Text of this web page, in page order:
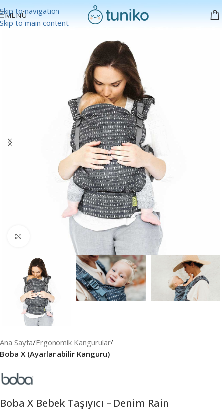
Skip to navigation
Skip to main content
MENÜ
Büyütmek için tıklayın
Ana Sayfa Ergonomik Kangurular
Boba X (Ayarlanabilir Kanguru)
Boba X Bebek Taşıyıcı – Denim Rain